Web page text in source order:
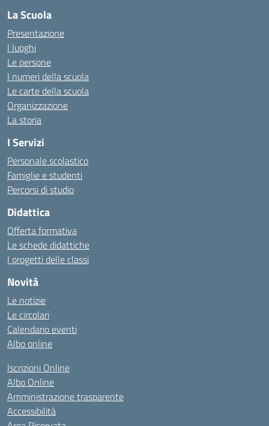
La Scuola
Presentazione
I luoghi
Le persone
I numeri della scuola
Le carte della scuola
Organizzazione
La storia
I Servizi
Personale scolastico
Famiglie e studenti
Percorsi di studio
Didattica
Offerta formativa
Le schede didattiche
I progetti delle classi
Novità
Le notizie
Le circolari
Calendario eventi
Albo online
Iscrizioni Online
Albo Online
Amministrazione trasparente
Accessibilità